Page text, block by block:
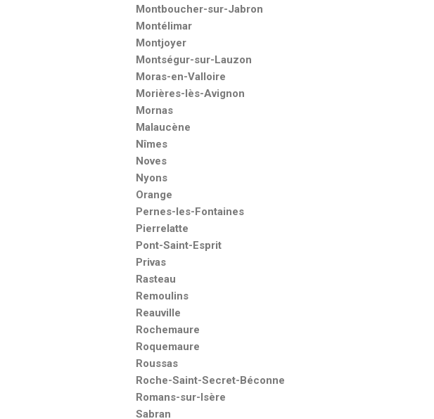
Montboucher-sur-Jabron
Montélimar
Montjoyer
Montségur-sur-Lauzon
Moras-en-Valloire
Morières-lès-Avignon
Mornas
Malaucène
Nîmes
Noves
Nyons
Orange
Pernes-les-Fontaines
Pierrelatte
Pont-Saint-Esprit
Privas
Rasteau
Remoulins
Reauville
Rochemaure
Roquemaure
Roussas
Roche-Saint-Secret-Béconne
Romans-sur-Isère
Sabran